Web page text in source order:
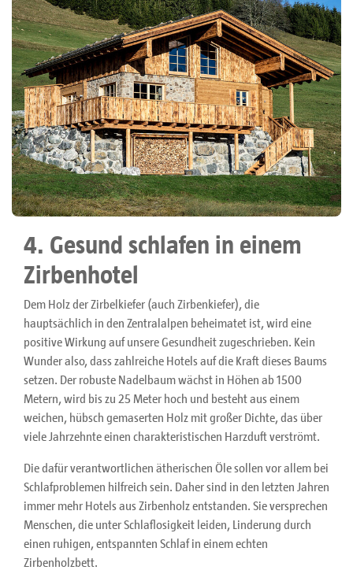
4. Gesund schlafen in einem
Zirbenhotel
Dem Holz der Zirbelkiefer (auch Zirbenkiefer), die
hauptsächlich in den Zentralalpen beheimatet ist, wird eine
positive Wirkung auf unsere Gesundheit zugeschrieben. Kein
Wunder also, dass zahlreiche Hotels auf die Kraft dieses Baums
setzen. Der robuste Nadelbaum wächst in Höhen ab 1500
Metern, wird bis zu 25 Meter hoch und besteht aus einem
weichen, hübsch gemaserten Holz mit großer Dichte, das über
viele Jahrzehnte einen charakteristischen Harzduft verströmt.
Die dafür verantwortlichen ätherischen Öle sollen vor allem bei
Schlafproblemen hilfreich sein. Daher sind in den letzten Jahren
immer mehr Hotels aus Zirbenholz entstanden. Sie versprechen
Menschen, die unter Schlaflosigkeit leiden, Linderung durch
einen ruhigen, entspannten Schlaf in einem echten
Zirbenholzbett.